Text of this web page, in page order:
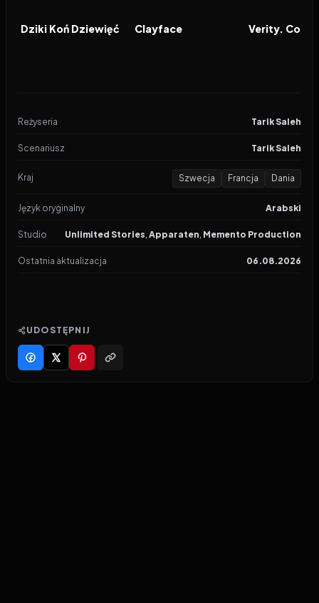
FILM
Dziki Koń Dziewięć FILM
Clayface FILM
Reżyseria Tarik Saleh
Scenariusz Tarik Saleh
Kraj Szwecja Francja Dania
Język oryginalny Arabski
Studio Unlimited Stories, Apparaten, Memento Production
Ostatnia aktualizacja 06.08.2026
UDOSTĘPNIJ